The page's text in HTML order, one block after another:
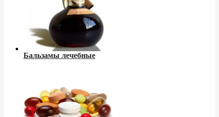
Бальзамы лечебные